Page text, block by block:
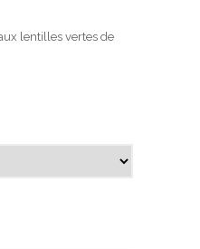
lentilles vertes de